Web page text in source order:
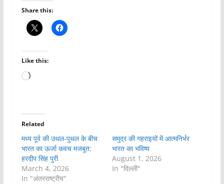
Share this:
Like this:
Loading…
Related
मध्य पूर्व की उथल-पुथल के बीच
भारत का ऊर्जा कवच मजबूत:
हरदीप सिंह पुरी
March 4, 2026
In "अंतरराष्ट्रीय"
समुद्र की गहराइयों में आत्मनिर्भर
भारत का भविष्य
August 1, 2026
In "दिल्ली"